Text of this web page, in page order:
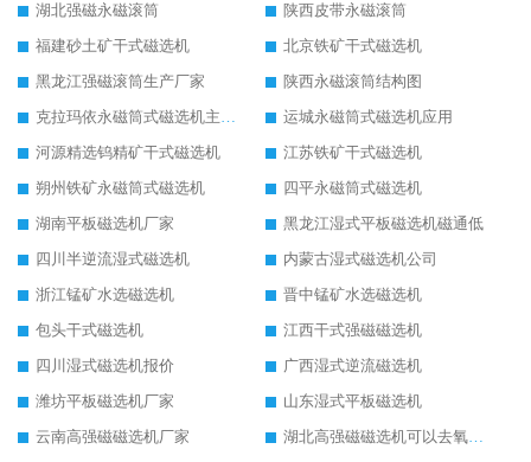
湖北强磁永磁滚筒
陕西皮带永磁滚筒
福建砂土矿干式磁选机
北京铁矿干式磁选机
黑龙江强磁滚筒生产厂家
陕西永磁滚筒结构图
克拉玛依永磁筒式磁选机主要技术参数
运城永磁筒式磁选机应用
河源精选钨精矿干式磁选机
江苏铁矿干式磁选机
朔州铁矿永磁筒式磁选机
四平永磁筒式磁选机
湖南平板磁选机厂家
黑龙江湿式平板磁选机磁通低
四川半逆流湿式磁选机
内蒙古湿式磁选机公司
浙江锰矿水选磁选机
晋中锰矿水选磁选机
包头干式磁选机
江西干式强磁磁选机
四川湿式磁选机报价
广西湿式逆流磁选机
潍坊平板磁选机厂家
山东湿式平板磁选机
云南高强磁磁选机厂家
湖北高强磁磁选机可以去氧化铝